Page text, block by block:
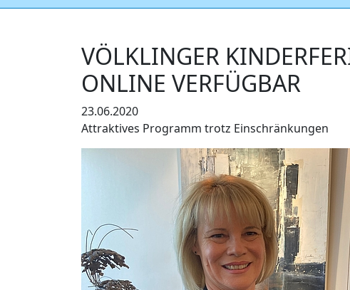
VÖLKLINGER
ONLINE VERFÜGBAR
23.06.2020
Attraktives Programm trotz Einschränkungen